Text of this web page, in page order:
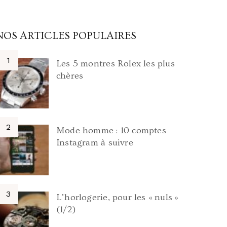
ARTICLES POPULAIRES
Les 5 montres Rolex les plus
chères
Mode homme : 10 comptes
Instagram à suivre
L’horlogerie, pour les « nuls »
(1/2)